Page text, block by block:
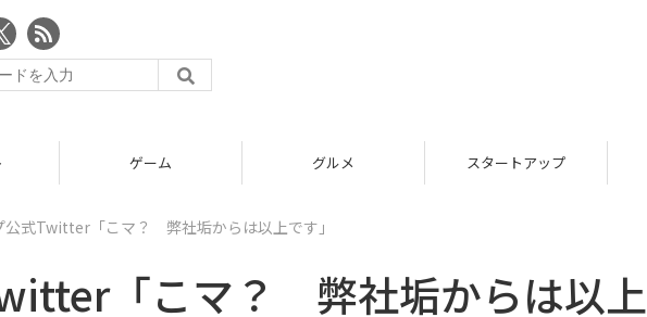
ゲーム グルメ スタートアップ
公式Twitter「こマ？ 弊社垢からは以上です」
「こマ？ 弊社垢からは以上